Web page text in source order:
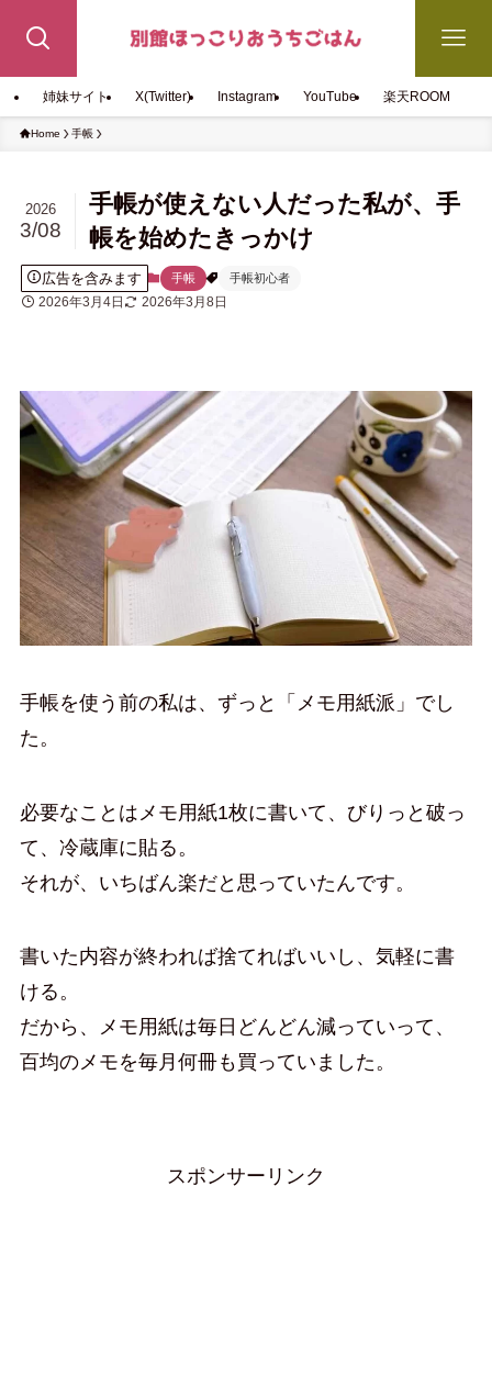
姉妹サイト X(Twitter) Instagram YouTube 楽天ROOM
Home 手帳
手帳が使えない人だった私が、手
帳を始めたきっかけ
2026
3/08
広告を含みます 手帳 手帳初心者
2026年3月4日 2026年3月8日
手帳を使う前の私は、ずっと「メモ用紙派」でし
た。
必要なことはメモ用紙1枚に書いて、びりっと破っ
て、冷蔵庫に貼る。
それが、いちばん楽だと思っていたんです。
書いた内容が終われば捨てればいいし、気軽に書
ける。
だから、メモ用紙は毎日どんどん減っていって、
百均のメモを毎月何冊も買っていました。
スポンサーリンク